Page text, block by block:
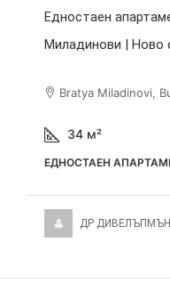
Едностаен
Миладинови | Ново
Bratya Miladinovi,
34 м²
ЕДНОСТАЕН
ДР